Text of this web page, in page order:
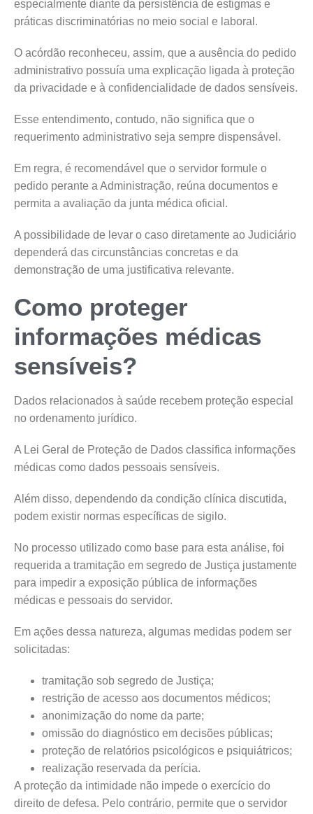
especialmente diante da persistência de estigmas e
práticas discriminatórias no meio social e laboral.
O acórdão reconheceu, assim, que a ausência do pedido
administrativo possuía uma explicação ligada à proteção
da privacidade e à confidencialidade de dados sensíveis.
Esse entendimento, contudo, não significa que o
requerimento administrativo seja sempre dispensável.
Em regra, é recomendável que o servidor formule o
pedido perante a Administração, reúna documentos e
permita a avaliação da junta médica oficial.
A possibilidade de levar o caso diretamente ao Judiciário
dependerá das circunstâncias concretas e da
demonstração de uma justificativa relevante.
Como proteger
informações médicas
sensíveis?
Dados relacionados à saúde recebem proteção especial
no ordenamento jurídico.
A Lei Geral de Proteção de Dados classifica informações
médicas como dados pessoais sensíveis.
Além disso, dependendo da condição clínica discutida,
podem existir normas específicas de sigilo.
No processo utilizado como base para esta análise, foi
requerida a tramitação em segredo de Justiça justamente
para impedir a exposição pública de informações
médicas e pessoais do servidor.
Em ações dessa natureza, algumas medidas podem ser
solicitadas:
tramitação sob segredo de Justiça;
restrição de acesso aos documentos médicos;
anonimização do nome da parte;
omissão do diagnóstico em decisões públicas;
proteção de relatórios psicológicos e psiquiátricos;
realização reservada da perícia.
A proteção da intimidade não impede o exercício do
direito de defesa. Pelo contrário, permite que o servidor